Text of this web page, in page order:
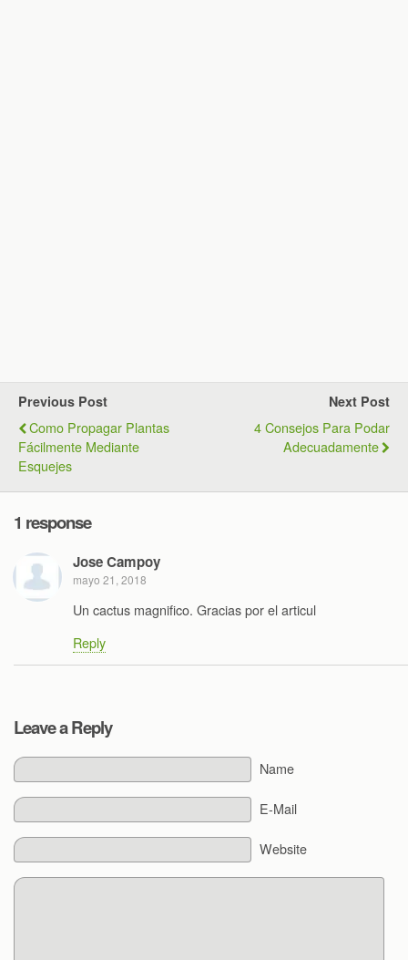
Previous Post
Como Propagar Plantas
Fácilmente Mediante
Esquejes
Next Post
4 Consejos Para Podar
Adecuadamente
1 response
Jose Campoy
mayo 21, 2018
Un cactus magnifico. Gracias por el articul
Reply
Leave a Reply
Name
E-Mail
Website